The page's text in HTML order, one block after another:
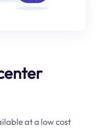
at a low cost